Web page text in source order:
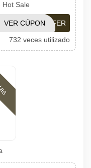
Sale
TRANSFER
VER CÚPON
732 veces utilizado